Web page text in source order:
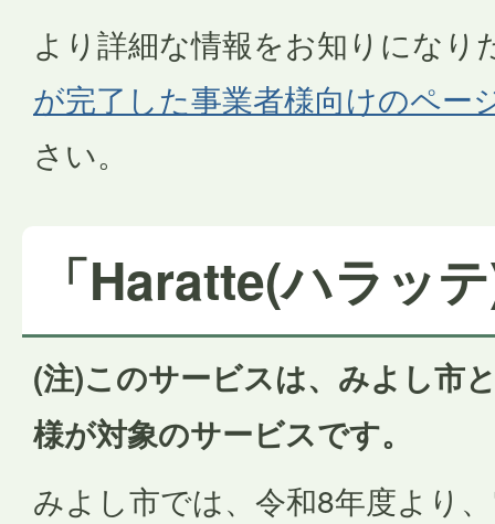
より詳細な情報をお知りになり
が完了した事業者様向けのペー
さい。
「Haratte(ハラッ
(注)このサービスは、みよし市
様が対象のサービスです。
みよし市では、令和8年度より